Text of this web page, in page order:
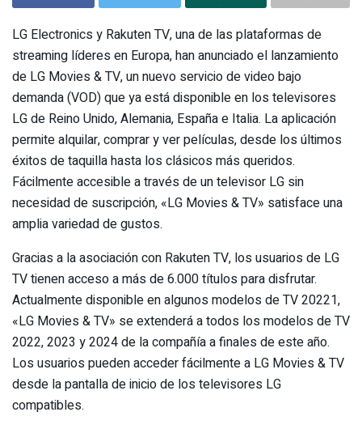
LG Electronics y Rakuten TV, una de las plataformas de
streaming líderes en Europa, han anunciado el lanzamiento
de LG Movies & TV, un nuevo servicio de video bajo
demanda (VOD) que ya está disponible en los televisores
LG de Reino Unido, Alemania, España e Italia. La aplicación
permite alquilar, comprar y ver películas, desde los últimos
éxitos de taquilla hasta los clásicos más queridos.
Fácilmente accesible a través de un televisor LG sin
necesidad de suscripción, «LG Movies & TV» satisface una
amplia variedad de gustos.
Gracias a la asociación con Rakuten TV, los usuarios de LG
TV tienen acceso a más de 6.000 títulos para disfrutar.
Actualmente disponible en algunos modelos de TV 20221,
«LG Movies & TV» se extenderá a todos los modelos de TV
2022, 2023 y 2024 de la compañía a finales de este año.
Los usuarios pueden acceder fácilmente a LG Movies & TV
desde la pantalla de inicio de los televisores LG
compatibles.